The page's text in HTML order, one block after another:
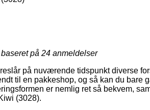
på 24 anmeldelser
på nuværende tidspunkt diverse
til en pakkeshop, og så kan du bare
er nemlig ret så bekvem,
(3028).